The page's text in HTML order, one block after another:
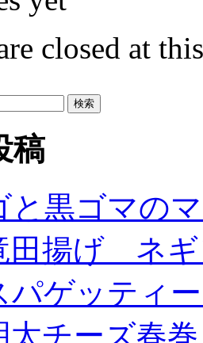
closed at
稿
と黒ゴマの
田揚げ ネギ
パゲッティ
太チーズ春